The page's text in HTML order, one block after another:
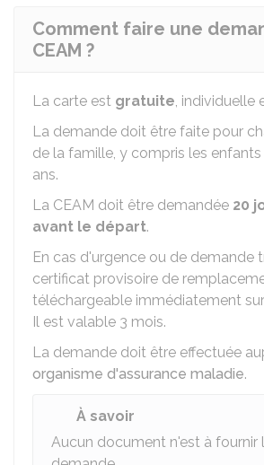
Comment faire une
CEAM ?
La carte est gratuite, individuelle
La demande doit être faite pour
de la famille, y compris les
ans.
La CEAM doit être demandée 20
avant le départ.
En cas d'urgence ou de demande
certificat provisoire de
téléchargeable immédiatement
Il est valable 3 mois.
La demande doit être effectuée
organisme d'assurance maladie.
À savoir
Aucun document n'est à fournir